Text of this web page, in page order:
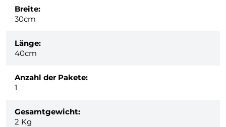
Breite:
30cm
Länge:
40cm
Anzahl der Pakete:
1
Gesamtgewicht:
2 Kg